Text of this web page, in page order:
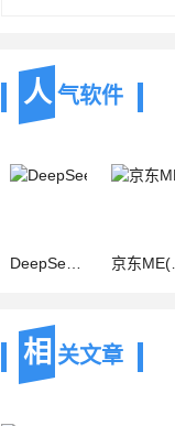
人 气软件
DeepSeek官方版(AI 智能对话助手) v2.1.1 安卓版 京东ME(京东员工办公)官方最新版 v7.20.50 安卓版
相 关文章